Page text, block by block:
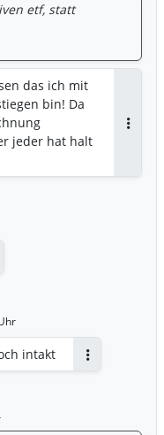
etf, statt
das ich mit
bin! Da
jeder hat halt
intakt